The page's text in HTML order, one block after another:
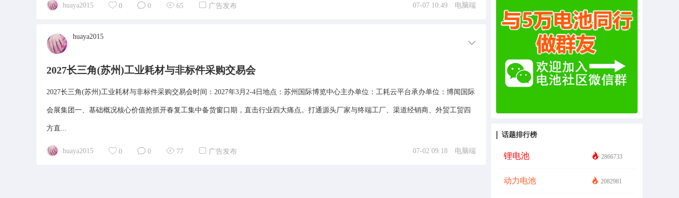
话题排行榜
锂电池 2866733
动力电池 2082981
huaya2015 0 0 65 广告发布 07-07 10:49 电脑端
huaya2015
2027长三角(苏州)工业耗材与非标件采购交易会
2027长三角(苏州)工业耗材与非标件采购交易会时间：2027年3月2-4日地点：苏州国际博览中心主办单位：工耗云平台承办单位：博闻国际
会展集团一、基础概况核心价值抢抓开春复工集中备货窗口期，直击行业四大痛点。打通源头厂家与终端工厂、渠道经销商、外贸工贸四
方直...
huaya2015 0 0 77 广告发布 07-02 09:18 电脑端